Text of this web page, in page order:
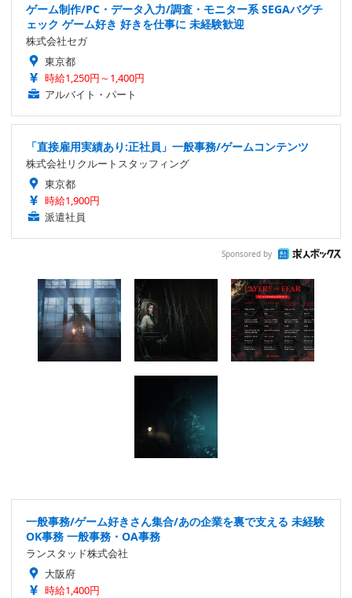
ゲーム制作/PC・データ入力/調査・モニター系 SEGAバグチ
ェック ゲーム好き 好きを仕事に 未経験歓迎
株式会社セガ
東京都
時給1,250円～1,400円
アルバイト・パート
「直接雇用実績あり:正社員」一般事務/ゲームコンテンツ
株式会社リクルートスタッフィング
東京都
時給1,900円
派遣社員
Sponsored by
一般事務/ゲーム好きさん集合/あの企業を裏で支える 未経験
OK事務 一般事務・OA事務
ランスタッド株式会社
大阪府
時給1,400円